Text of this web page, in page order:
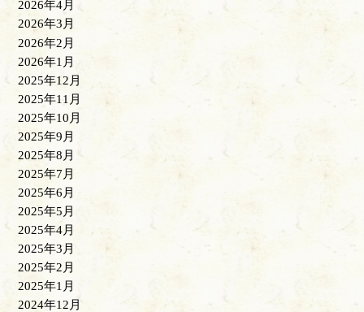
2026年4月
2026年3月
2026年2月
2026年1月
2025年12月
2025年11月
2025年10月
2025年9月
2025年8月
2025年7月
2025年6月
2025年5月
2025年4月
2025年3月
2025年2月
2025年1月
2024年12月